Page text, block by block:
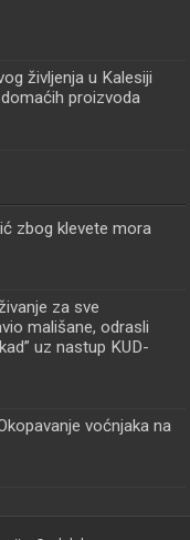
življenja u Kalesiji
proizvoda
zbog klevete mora
za sve
mališane, odrasli
uz nastup KUD-
voćnjaka na